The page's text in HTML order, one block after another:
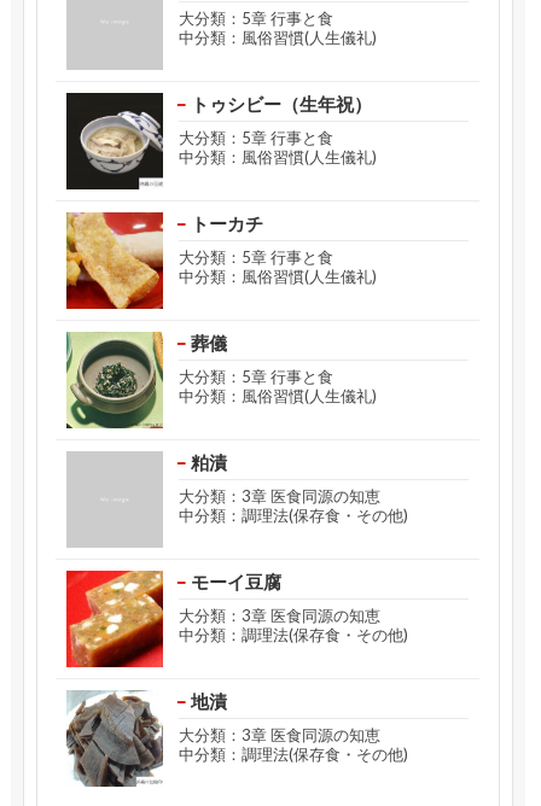
大分類：5章 行事と食
中分類：風俗習慣(人生儀礼)
トゥシビー（生年祝）
大分類：5章 行事と食
中分類：風俗習慣(人生儀礼)
トーカチ
大分類：5章 行事と食
中分類：風俗習慣(人生儀礼)
葬儀
大分類：5章 行事と食
中分類：風俗習慣(人生儀礼)
粕漬
大分類：3章 医食同源の知恵
中分類：調理法(保存食・その他)
モーイ豆腐
大分類：3章 医食同源の知恵
中分類：調理法(保存食・その他)
地漬
大分類：3章 医食同源の知恵
中分類：調理法(保存食・その他)